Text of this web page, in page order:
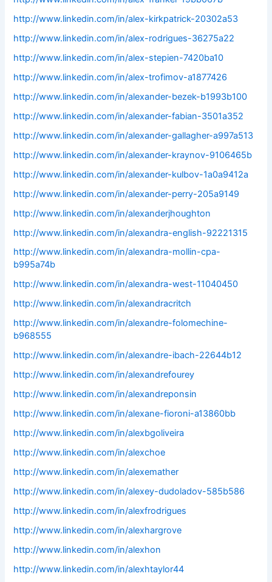
http://www.linkedin.com/in/alex-kirkpatrick-20302a53
http://www.linkedin.com/in/alex-rodrigues-36275a22
http://www.linkedin.com/in/alex-stepien-7420ba10
http://www.linkedin.com/in/alex-trofimov-a1877426
http://www.linkedin.com/in/alexander-bezek-b1993b100
http://www.linkedin.com/in/alexander-fabian-3501a352
http://www.linkedin.com/in/alexander-gallagher-a997a513
http://www.linkedin.com/in/alexander-kraynov-9106465b
http://www.linkedin.com/in/alexander-kulbov-1a0a9412a
http://www.linkedin.com/in/alexander-perry-205a9149
http://www.linkedin.com/in/alexanderjhoughton
http://www.linkedin.com/in/alexandra-english-92221315
http://www.linkedin.com/in/alexandra-mollin-cpa-
b995a74b
http://www.linkedin.com/in/alexandra-west-11040450
http://www.linkedin.com/in/alexandracritch
http://www.linkedin.com/in/alexandre-folomechine-
b968555
http://www.linkedin.com/in/alexandre-ibach-22644b12
http://www.linkedin.com/in/alexandrefourey
http://www.linkedin.com/in/alexandreponsin
http://www.linkedin.com/in/alexane-fioroni-a13860bb
http://www.linkedin.com/in/alexbgoliveira
http://www.linkedin.com/in/alexchoe
http://www.linkedin.com/in/alexemather
http://www.linkedin.com/in/alexey-dudoladov-585b586
http://www.linkedin.com/in/alexfrodrigues
http://www.linkedin.com/in/alexhargrove
http://www.linkedin.com/in/alexhon
http://www.linkedin.com/in/alexhtaylor44